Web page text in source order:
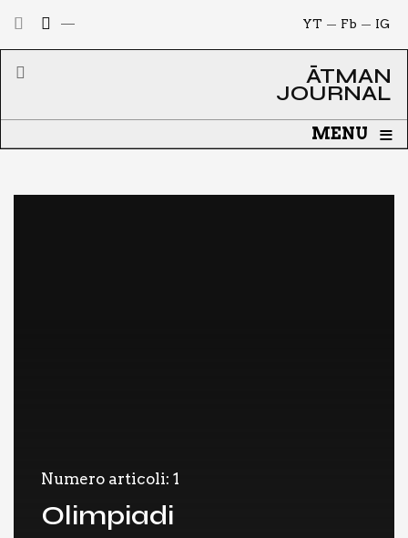
IG
Fb
YT
ĀTMAN
JOURNAL
MENU ≡
Numero articoli: 1
Olimpiadi